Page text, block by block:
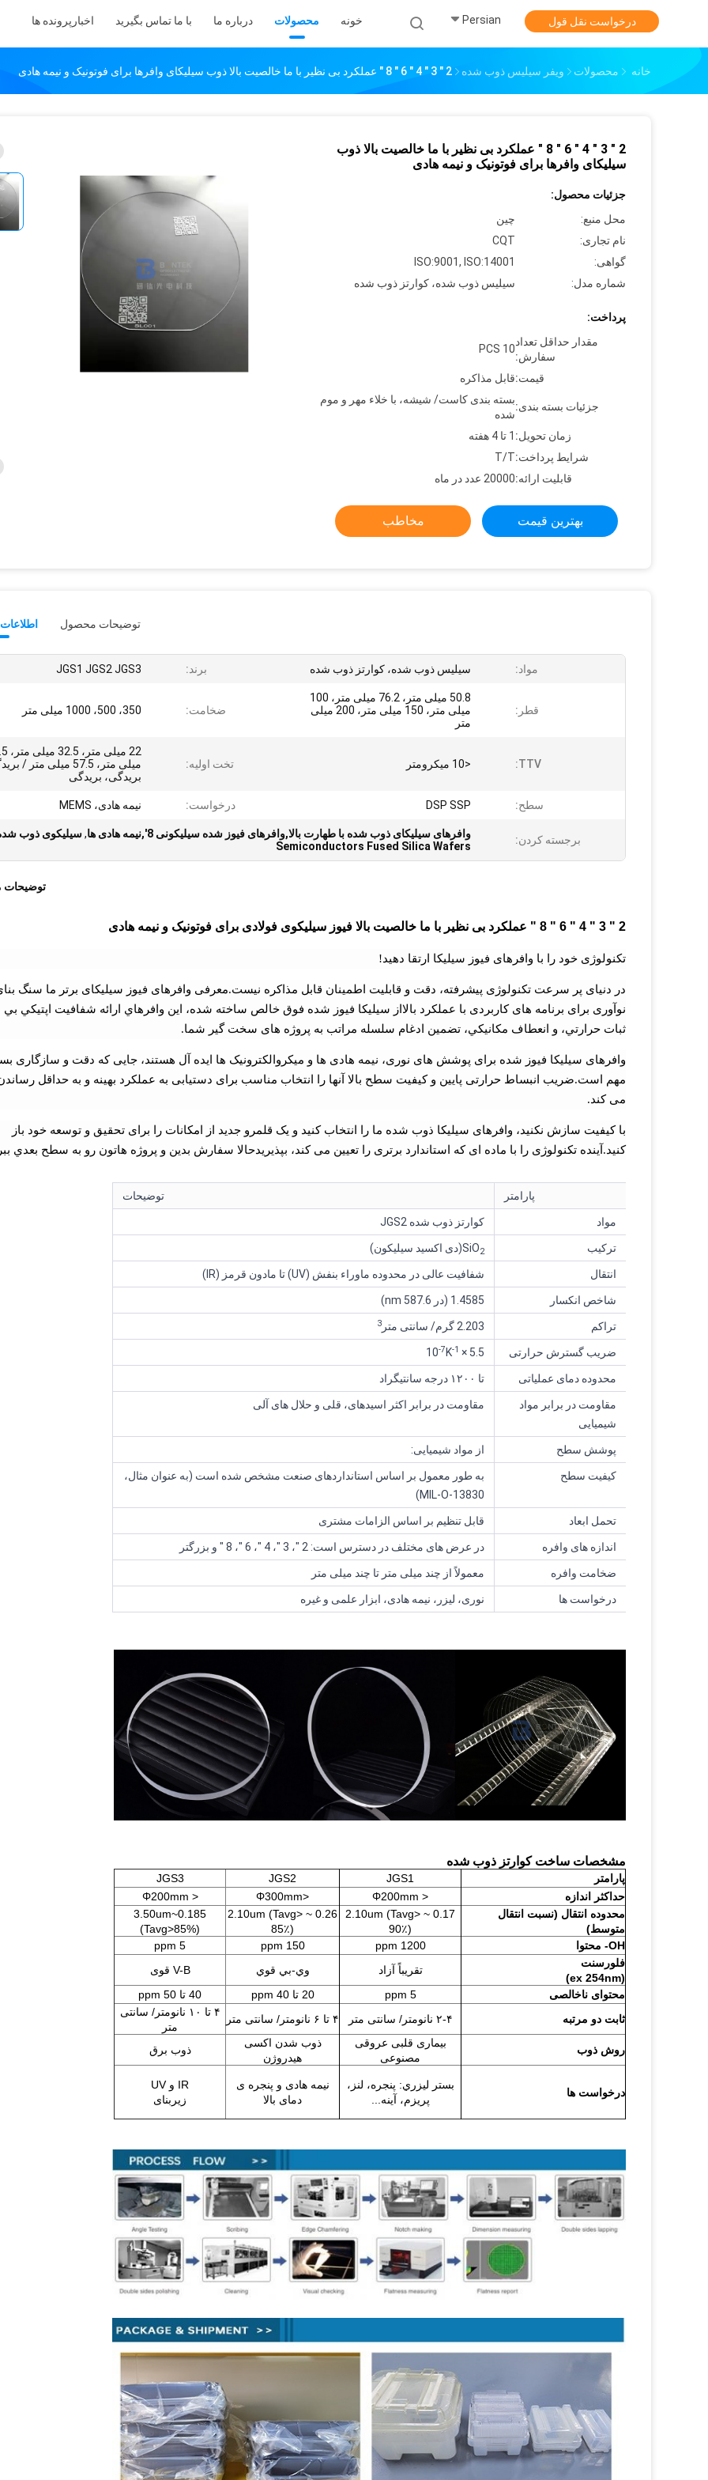
خونه محصولات درباره ما با ما تماس بگیرید اخبار پرونده ها Persian درخواست نقل قول
خانه محصولات ویفر سیلیس ذوب شده 2 " 3 " 4 " 6 " 8 " عملکرد بی نظیر با ما خالصیت بالا ذوب سیلیکای وافرها برای فوتونیک و نیمه هادی
2 " 3 " 4 " 6 " 8 " عملکرد بی نظیر با ما خالصیت بالا ذوب
سیلیکای وافرها برای فوتونیک و نیمه هادی
جزئیات محصول:
محل منبع:
چین
نام تجاری:
CQT
گواهی:
ISO:9001, ISO:14001
شماره مدل:
سیلیس ذوب شده، کوارتز ذوب شده
پرداخت:
مقدار حداقل تعداد
سفارش:
10 PCS
قیمت:قابل مذاکره
جزئیات بسته بندی:
بسته بندی کاست/ شیشه، با خلاء مهر و موم
شده
زمان تحویل: 1 تا 4 هفته
شرایط پرداخت:T/T
قابلیت ارائه:20000 عدد در ماه
بهترین قیمت مخاطب
توضیحات محصول
مواد: سیلیس ذوب شده، کوارتز ذوب شده برند: JGS1 JGS2 JGS3
قطر:
50.8 میلی متر، 76.2 میلی متر، 100
میلی متر، 150 میلی متر، 200 میلی
متر
ضخامت: 350، 500، 1000 میلی متر
TTV: <10 میکرومتر تخت اولیه:
22 میلی
میلی متر، 57.5 میلی متر /
بریدگی، بریدگی
سطح: DSP SSP درخواست: نیمه هادی، MEMS
برجسته کردن: وافرهای سیلیکای ذوب شده با طهارت بالا,وافرهای فیوز شده سیلیکونی 8',نیمه هادی ها ,سیلیکوی ذوب
Semiconductors Fused Silica Wafers
2 " 3 " 4 " 6 " 8 " عملکرد بی نظیر با ما خالصیت بالا فیوز سیلیکوی فولادی برای فوتونیک و نیمه هادی
تکنولوژی خود را با وافرهای فیوز سیلیکا ارتقا دهید!
در دنیای پر سرعت تکنولوژی پیشرفته، دقت و قابلیت اطمینان قابل مذاکره نیست.معرفی وافرهای فیوز سیلیکای برتر ما سنگ
نوآوری برای برنامه های کاربردی با عملکرد بالااز سيليکا فيوز شده فوق خالص ساخته شده، اين وافرهاي ارائه شفافيت اپتيکي بي
ثبات حرارتي، و انعطاف مکانیکي، تضمین ادغام سلسله مراتب به پروژه های سخت گیر شما.
وافرهای سیلیکا فیوز شده برای پوشش های نوری، نیمه هادی ها و میکروالکترونیک ها ایده آل هستند، جایی که دقت و سازگاری
مهم است.ضریب انبساط حرارتی پایین و کیفیت سطح بالا آنها را انتخاب مناسب برای دستیابی به عملکرد بهینه و به حداقل
می کند.
با کیفیت سازش نکنید، وافرهای سیلیکا ذوب شده ما را انتخاب کنید و یک قلمرو جدید از امکانات را برای تحقیق و توسعه خود باز
کنید.آینده تکنولوژی را با ماده ای که استاندارد برتری را تعیین می کند، بپذیریدحالا سفارش بدين و پروژه هاتون رو به سطح بعدي
پارامتر توضیحات
مواد کوارتز ذوب شده JGS2
ترکیب SiO2 (دی اکسید سیلیکون)
انتقال شفافیت عالی در محدوده ماوراء بنفش (UV) تا مادون قرمز (IR)
شاخص انكسار 1.4585 (در 587.6 nm)
تراکم 2.203 گرم/ سانتی متر 3
ضریب گسترش حرارتی 5.5 × 10
-7 K-1
محدوده دمای عملیاتی تا ۱۲۰۰ درجه سانتیگراد
مقاومت در برابر مواد
شیمیایی
مقاومت در برابر اکثر اسیدهای، قلی و حلال های آلی
پوشش سطح از مواد شیمیایی:
کیفیت سطح
به طور معمول بر اساس استانداردهای صنعت مشخص شده است (به عنوان مثال،
MIL-O-13830)
تحمل ابعاد قابل تنظیم بر اساس الزامات مشتری
اندازه های وافره در عرض های مختلف در دسترس است: 2 "، 3 "، 4 "، 6 "، 8 " و بزرگتر
ضخامت وافره معمولاً از چند میلی متر تا چند میلی متر
درخواست ها نوری، لیزر، نیمه هادی، ابزار علمی و غیره
مشخصات ساخت کوارتز ذوب شده
پارامتر JGS1
JGS2
JGS3
حداکثر اندازه
< Φ200mm
<Φ300mm
< Φ200mm
محدوده انتقال (نسبت انتقال
متوسط)
0.17 ~ 2.10um (Tavg>
90٪)
0.26 ~ 2.10um (Tavg>
85٪)
0.185~3.50um
(Tavg>85%)
OH- محتوا
1200 ppm
150 ppm
5 ppm
فلورسنت
(ex 254nm)
تقریباً آزاد وي-بي قوي
V-B قوی
محتوای ناخالصی
5 ppm 20 تا 40 ppm
40 تا 50 ppm
ثابت دو مرتبه
۲-۴ نانومتر/ سانتی متر ۴ تا ۶ نانومتر/ سانتی متر
۴ تا ۱۰ نانومتر/ سانتی
متر
روش ذوب
بیماری قلبی عروقی
مصنوعی
ذوب شدن اکسی
هیدروژن
ذوب برق
درخواست ها
بستر ليزري: پنجره، لنز،
پريزم، آينه...
نیمه هادی و پنجره ی
دمای بالا
IR و UV
زیربنای